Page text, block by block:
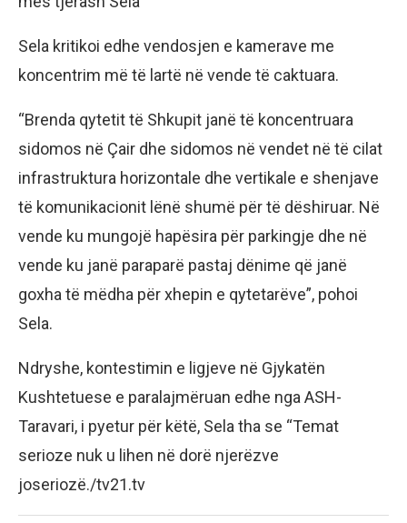
Sela kritikoi edhe vendosjen e kamerave me
koncentrim më të lartë në vende të caktuara.
“Brenda qytetit të Shkupit janë të koncentruara
sidomos në Çair dhe sidomos në vendet në të cilat
infrastruktura horizontale dhe vertikale e shenjave
të komunikacionit lënë shumë për të dëshiruar. Në
vende ku mungojë hapësira për parkingje dhe në
vende ku janë paraparë pastaj dënime që janë
goxha të mëdha për xhepin e qytetarëve”, pohoi
Sela.
Ndryshe, kontestimin e ligjeve në Gjykatën
Kushtetuese e paralajmëruan edhe nga ASH-
Taravari, i pyetur për këtë, Sela tha se “Temat
serioze nuk u lihen në dorë njerëzve
joseriozë./tv21.tv